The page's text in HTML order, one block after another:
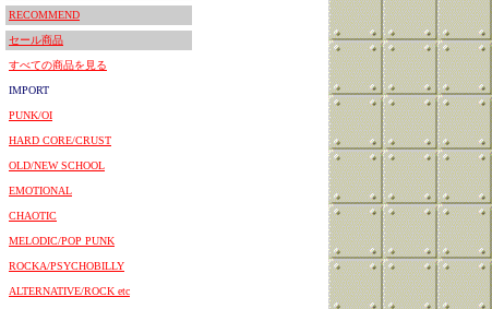
RECOMMEND
セール商品
すべての商品を見る
IMPORT
PUNK/OI
HARD CORE/CRUST
OLD/NEW SCHOOL
EMOTIONAL
CHAOTIC
MELODIC/POP PUNK
ROCKA/PSYCHOBILLY
ALTERNATIVE/ROCK etc